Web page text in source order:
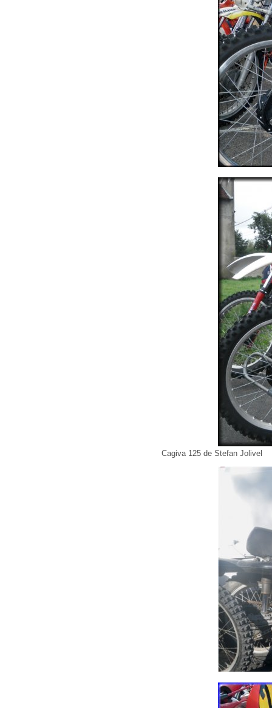
Cagiva 125 de Stefan Jolivel